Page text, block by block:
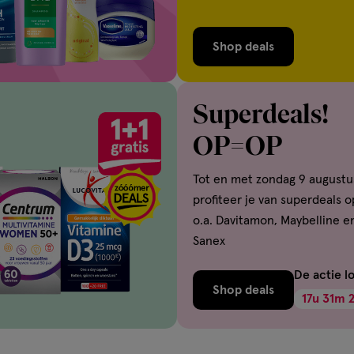
Shop deals
Superdeals!
OP=OP
Tot en met zondag 9
profiteer je van superdeals
o.a. Davitamon, Maybelline
Sanex
Shop deals
De actie
17u 31m